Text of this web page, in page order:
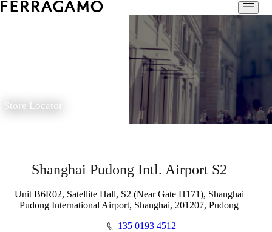
Store Locator
Shanghai Pudong Intl. Airport S2
Unit B6R02, Satellite Hall, S2 (Near Gate H171), Shanghai
Pudong International Airport, Shanghai, 201207, Pudong
135 0193 4512